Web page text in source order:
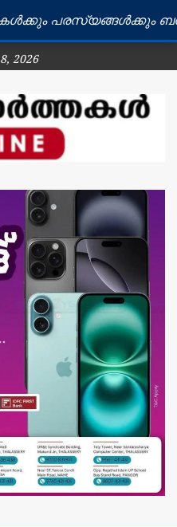
പരസ്യങ്ങൾക്കും
2026